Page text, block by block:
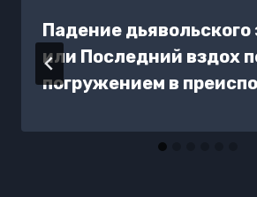
Падение дьявольского
или Последний вздох
погружением в